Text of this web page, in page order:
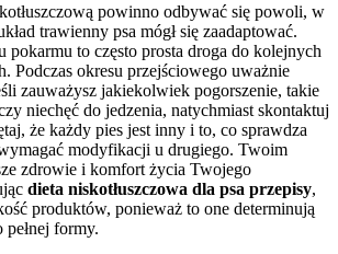
powinno odbywać się powoli, w
trawienny psa mógł się zaadaptować.
pokarmu to często prosta droga do kolejnych
Podczas okresu przejściowego uważnie
zauważysz jakiekolwiek pogorszenie, takie
niechęć do jedzenia, natychmiast skontaktuj
że każdy pies jest inny i to, co sprawdza
modyfikacji u drugiego. Twoim
zdrowie i komfort życia Twojego
dieta niskotłuszczowa dla psa przepisy,
produktów, ponieważ to one determinują
formy.